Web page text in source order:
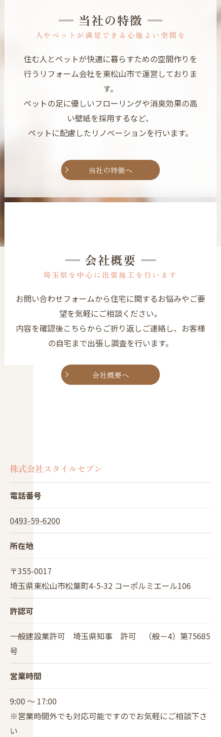
人やペットが満足できる心地よい空間を
当社の特徴
住む人とペットが快適に暮らすための空間作りを
行うリフォーム会社を東松山市で運営しておりま
す。
ペットの足に優しいフローリングや消臭効果の高
い壁紙を採用するなど、
ペットに配慮したリノベーションを行います。
当社の特徴へ
埼玉県を中心に出張施工を行います
会社概要
お問い合わせフォームから住宅に関するお悩みやご要
望を気軽にご相談ください。
内容を確認後こちらからご折り返しご連絡し、お客様
の自宅まで出張し調査を行います。
会社概要へ
株式会社スタイルセブン
電話番号
0493-59-6200
所在地
〒355-0017
埼玉県東松山市松葉町4-5-32 コーポルミエール106
許認可
一般建設業許可 埼玉県知事 許可 （般－4）第75685
号
営業時間
9:00 ～ 17:00
※営業時間外でも対応可能ですのでお気軽にご相談下さ
い